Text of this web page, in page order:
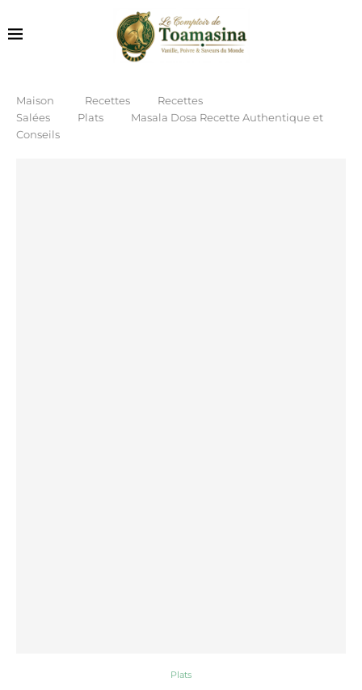
Maison Recettes
Recettes
Salées
Plats
Masala Dosa Recette Authentique et
Conseils
Plats